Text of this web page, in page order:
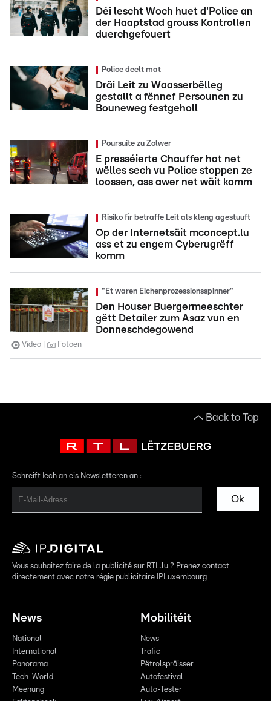
Déi lescht Woch huet d'Police an
der Haaptstad grouss Kontrollen
duerchgefouert
Police deelt mat
Dräi Leit zu Waasserbëlleg
gestallt a fënnef Persounen zu
Bouneweg festgeholl
Poursuite zu Zolwer
E presséierte Chauffer hat net
wëlles sech vu Police stoppen ze
loossen, ass awer net wäit komm
Risiko fir betraffe Leit als kleng agestuuft
Op der Internetsäit mconcept.lu
ass et zu engem Cyberugrëff
komm
"Et waren Eichenprozessionsspinner"
Den Houser Buergermeeschter
gëtt Detailer zum Asaz vun en
Donneschdegowend
Video Fotoen
Back to Top
Schreift Iech an eis Newsletteren an :
Ok
Vous souhaitez faire de la publicité sur RTL.lu ? Prenez contact
directement avec notre régie publicitaire IPLuxembourg
News
National
International
Panorama
Tech-World
Meenung
Mobilitéit
News
Trafic
Pëtrolspräisser
Autofestival
Auto-Tester